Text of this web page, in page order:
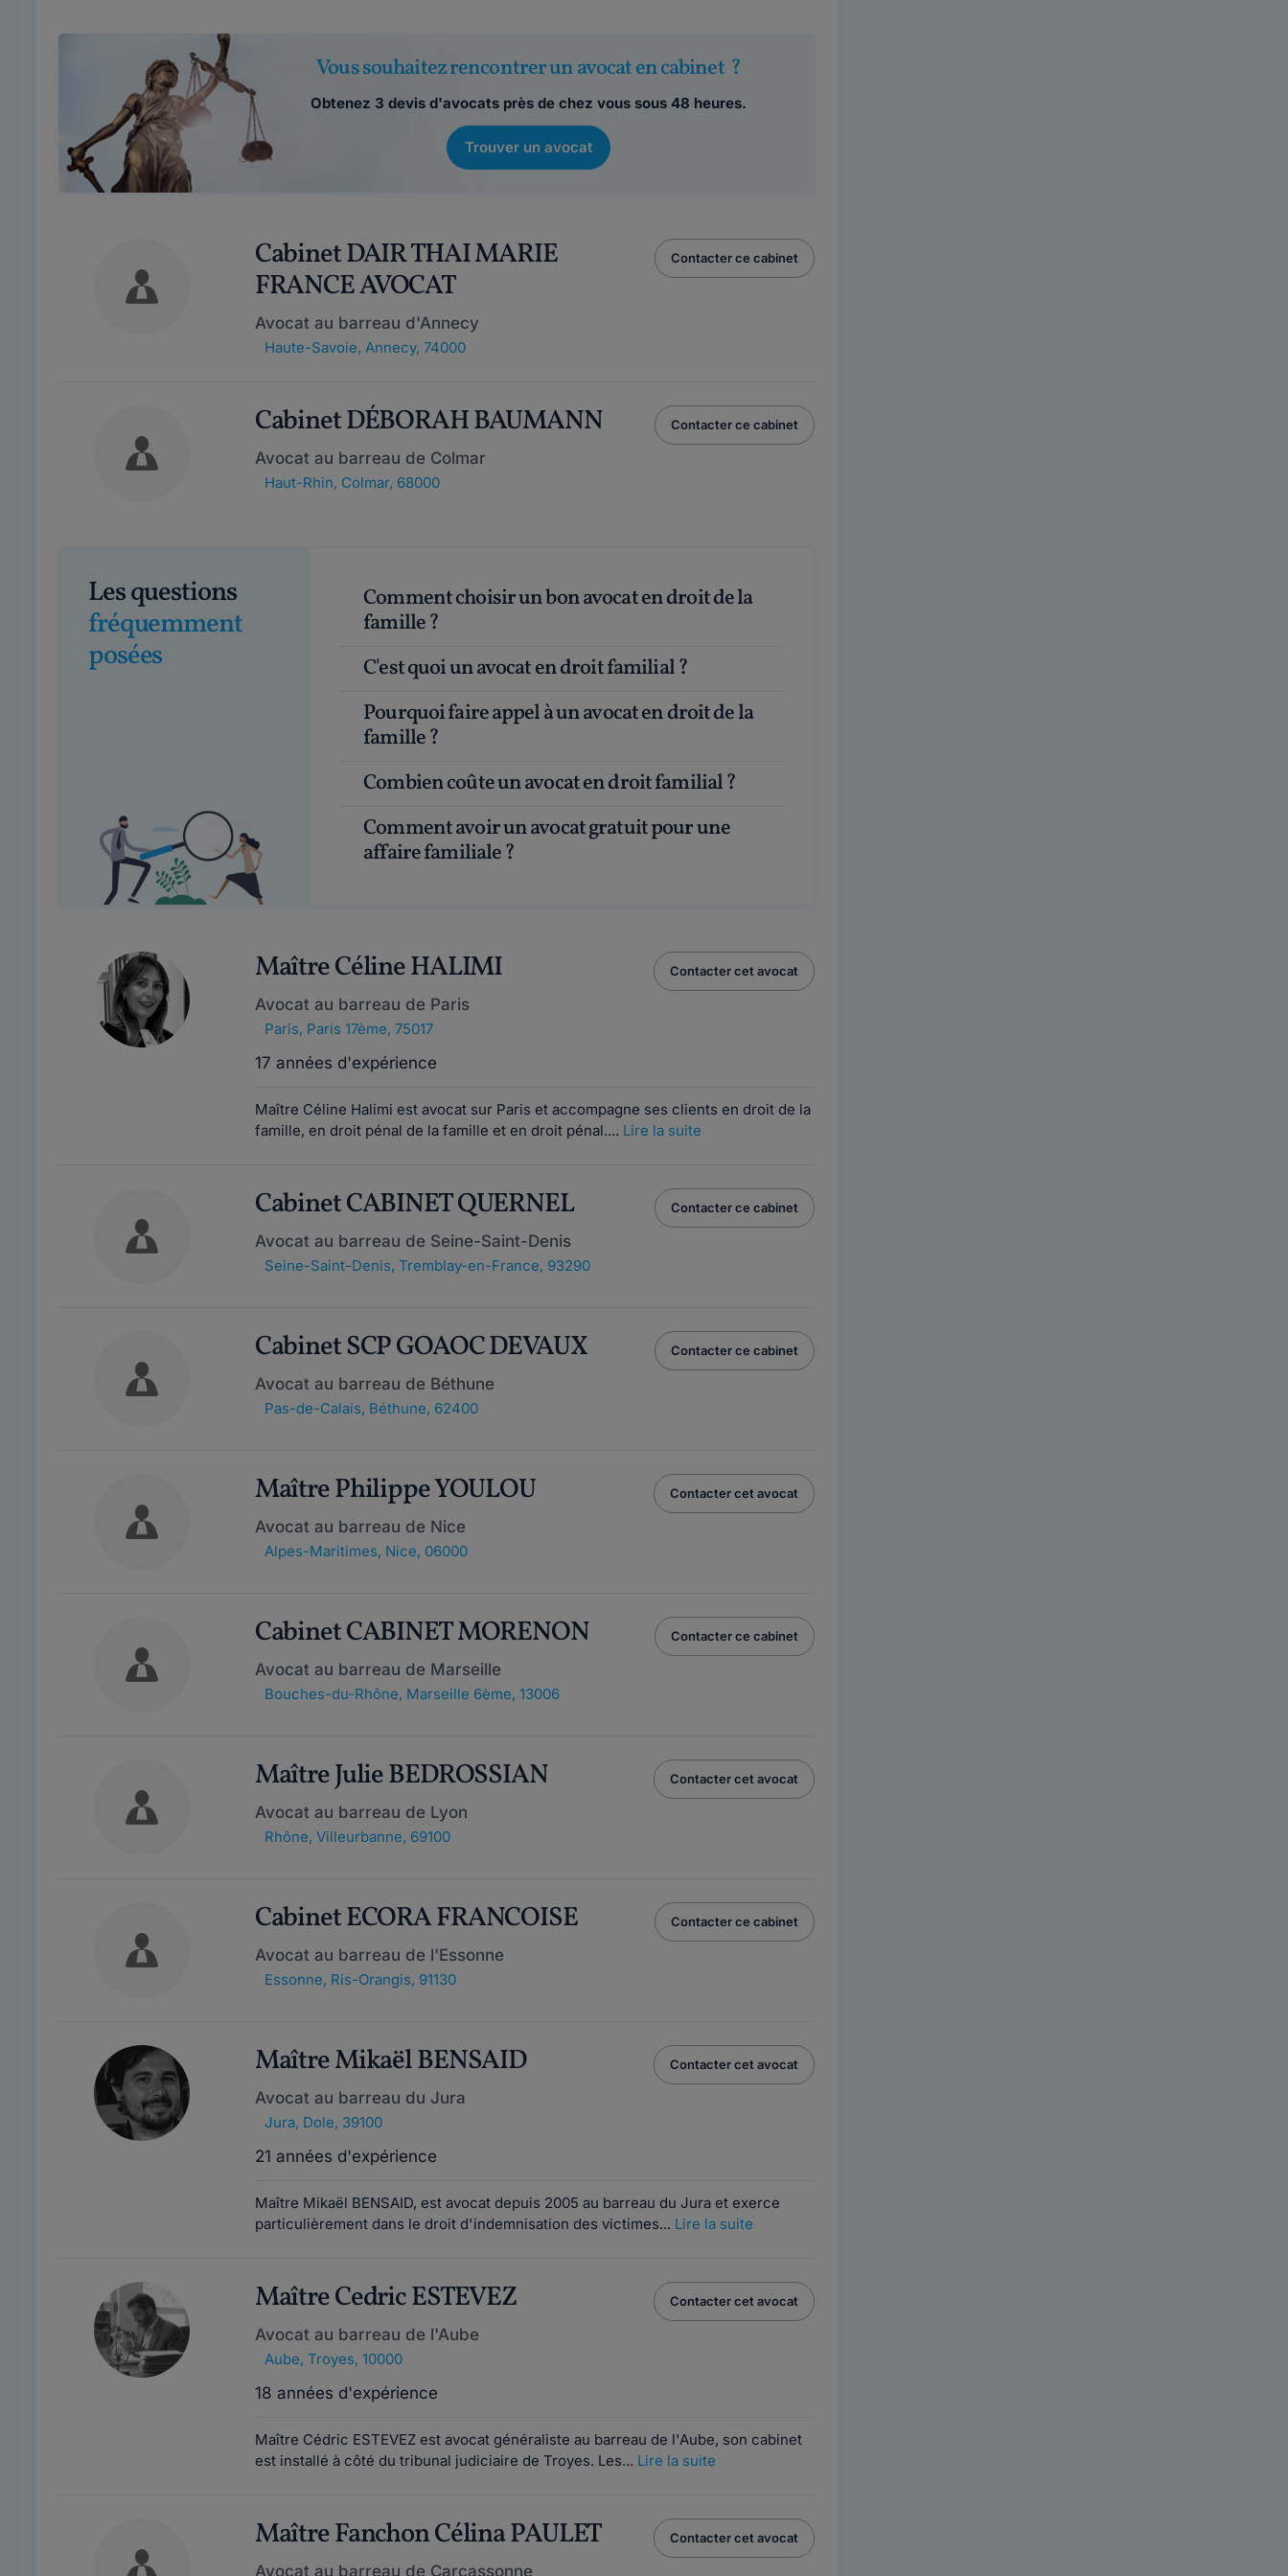
Vous souhaitez rencontrer un avocat en cabinet ?
Obtenez 3 devis d'avocats près de chez vous sous 48 heures.
Trouver un avocat
Cabinet DAIR THAI MARIE
FRANCE AVOCAT
Avocat au barreau d'Annecy
Haute-Savoie, Annecy, 74000
Contacter ce cabinet
Cabinet DÉBORAH BAUMANN
Avocat au barreau de Colmar
Haut-Rhin, Colmar, 68000
Contacter ce cabinet
Les questions
fréquemment
posées
Comment choisir un bon avocat en droit de la
famille ?
C'est quoi un avocat en droit familial ?
Pourquoi faire appel à un avocat en droit de la
famille ?
Combien coûte un avocat en droit familial ?
Comment avoir un avocat gratuit pour une
affaire familiale ?
Maître Céline HALIMI
Avocat au barreau de Paris
Paris, Paris 17ème, 75017
17 années d'expérience
Contacter cet avocat
Maître Céline Halimi est avocat sur Paris et accompagne ses clients en droit de la
famille, en droit pénal de la famille et en droit pénal.... Lire la suite
Cabinet CABINET QUERNEL
Avocat au barreau de Seine-Saint-Denis
Seine-Saint-Denis, Tremblay-en-France, 93290
Contacter ce cabinet
Cabinet SCP GOAOC DEVAUX
Avocat au barreau de Béthune
Pas-de-Calais, Béthune, 62400
Contacter ce cabinet
Maître Philippe YOULOU
Avocat au barreau de Nice
Alpes-Maritimes, Nice, 06000
Contacter cet avocat
Cabinet CABINET MORENON
Avocat au barreau de Marseille
Bouches-du-Rhône, Marseille 6ème, 13006
Contacter ce cabinet
Maître Julie BEDROSSIAN
Avocat au barreau de Lyon
Rhône, Villeurbanne, 69100
Contacter cet avocat
Cabinet ECORA FRANCOISE
Avocat au barreau de l'Essonne
Essonne, Ris-Orangis, 91130
Contacter ce cabinet
Maître Mikaël BENSAID
Avocat au barreau du Jura
Jura, Dole, 39100
21 années d'expérience
Contacter cet avocat
Maître Mikaël BENSAID, est avocat depuis 2005 au barreau du Jura et exerce
particulièrement dans le droit d'indemnisation des victimes... Lire la suite
Maître Cedric ESTEVEZ
Avocat au barreau de l'Aube
Aube, Troyes, 10000
18 années d'expérience
Contacter cet avocat
Maître Cédric ESTEVEZ est avocat généraliste au barreau de l'Aube, son cabinet
est installé à côté du tribunal judiciaire de Troyes. Les... Lire la suite
Maître Fanchon Célina PAULET
Avocat au barreau de Carcassonne
Contacter cet avocat